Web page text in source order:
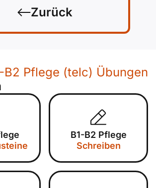
Zurück
B2 Pflege (telc) Übungen
B1-B2 Pflege
Schreiben